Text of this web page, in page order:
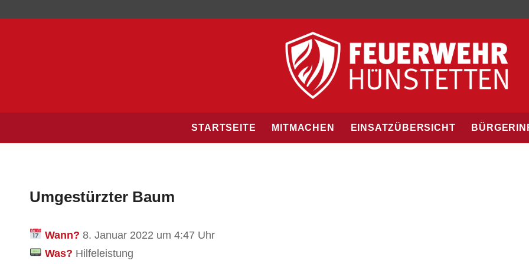
STARTSEITE MITMACHEN EINSATZÜBERSICHT
Umgestürzter Baum
Wann? 8. Januar 2022 um 4:47 Uhr
Was? Hilfeleistung